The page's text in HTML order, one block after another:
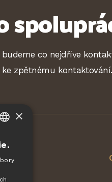
co nejdříve
zpětnému kontaktování.
×